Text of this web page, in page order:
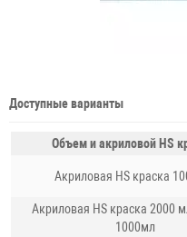
Доступные варианты
Объем и акриловой HS
Акриловая HS краска
Акриловая HS краска 2000
1000мл